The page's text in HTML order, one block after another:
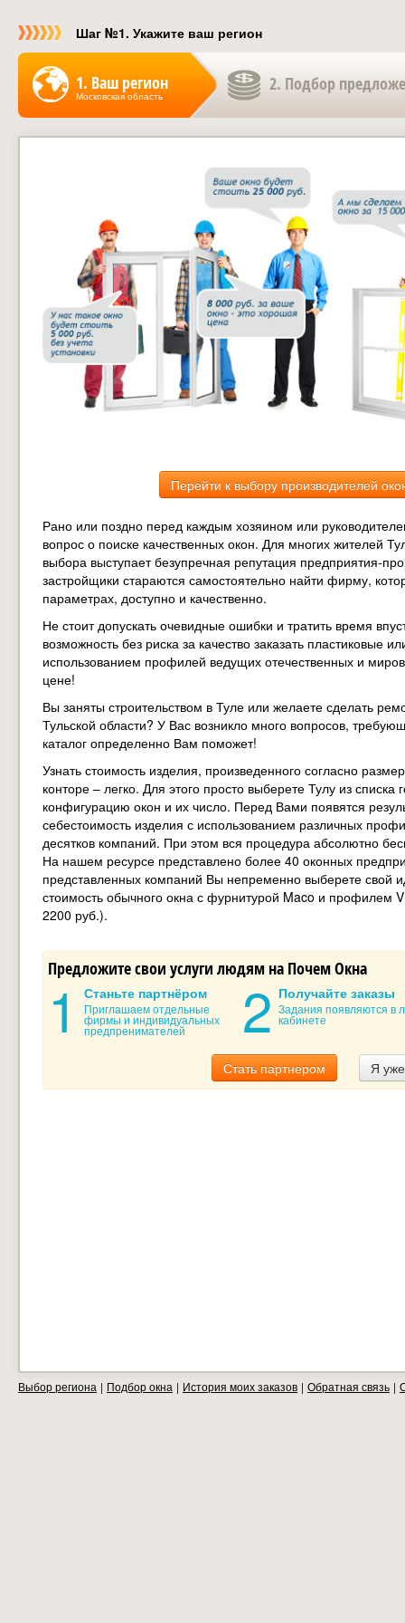
Шаг №1. Укажите ваш регион
1. Ваш регион
Московская область
2. Подбор
Перейти к выбору производителей
Рано или поздно перед каждым хозяином или
вопрос о поиске качественных окон. Для многих жителей
выбора выступает безупречная репутация предприятия-
застройщики стараются самостоятельно найти фирму,
параметрах, доступно и качественно.
Не стоит допускать очевидные ошибки и тратить время
возможность без риска за качество заказать пластиковые
использованием профилей ведущих отечественных и
цене!
Вы заняты строительством в Туле или желаете сделать
Тульской области? У Вас возникло много вопросов,
каталог определенно Вам поможет!
Узнать стоимость изделия, произведенного согласно
конторе – легко. Для этого просто выберете Тулу из
конфигурацию окон и их число. Перед Вами появятся
себестоимость изделия с использованием различных
десятков компаний. При этом вся процедура абсолютно
На нашем ресурсе представлено более 40 оконных
представленных компаний Вы непременно выберете свой
стоимость обычного окна с фурнитурой Maco и профилем
2200 руб.).
Предложите свои услуги людям на Почем Окна
Станьте партнёром
Приглашаем отдельные
фирмы и индивидуальных
предпренимателей
Получайте заказы
Задания появляются в
кабинете
Стать партнером Я
Выбор региона Подбор окна История моих заказов Обратная связь